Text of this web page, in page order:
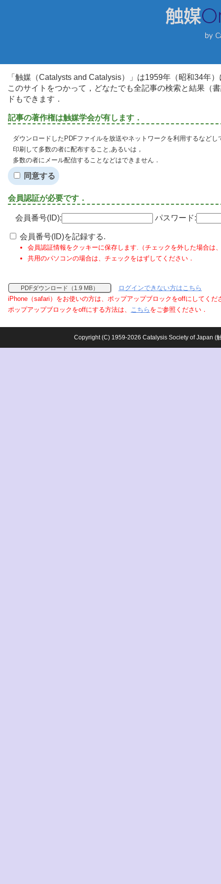
「触媒（Catalysts and Catalysis）」は1959年（昭和34年
このサイトをつかって，どなたでも全記事の検索と結果（
ドもできます．
記事の著作権は触媒学会が有します．
ダウンロードしたPDFファイルを放送やネットワークを利用するなど
印刷して多数の者に配布すること,あるいは，
多数の者にメール配信することなどはできません．
同意する
会員認証が必要です．
会員番号(ID): パスワード:
会員番号(ID)を記録する.
会員認証情報をクッキーに保存します.（チェックを外した場合は
共用のパソコンの場合は、チェックをはずしてください．
PDFダウンロード（1.9 MB）
ログインできない方はこちら
iPhone（safari）をお使いの方は、ポップアップブロックをoffにしてくだ
ポップアップブロックをoffにする方法は、 こちら をご参照ください．
Copyright (C) 1959-2026 Catalysis Society of Japan (